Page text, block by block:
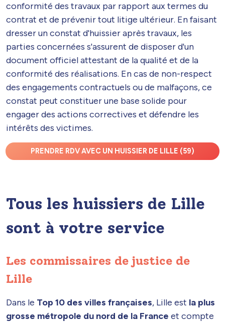
conformité des travaux par rapport aux termes du
contrat et de prévenir tout litige ultérieur. En faisant
dresser un constat d'huissier après travaux, les
parties concernées s'assurent de disposer d'un
document officiel attestant de la qualité et de la
conformité des réalisations. En cas de non-respect
des engagements contractuels ou de malfaçons, ce
constat peut constituer une base solide pour
engager des actions correctives et défendre les
intérêts des victimes.
PRENDRE RDV AVEC UN HUISSIER DE LILLE (59)
Tous les huissiers de Lille
sont à votre service
Les commissaires de justice de
Lille
Dans le Top 10 des villes françaises, Lille est la plus
grosse métropole du nord de la France et compte